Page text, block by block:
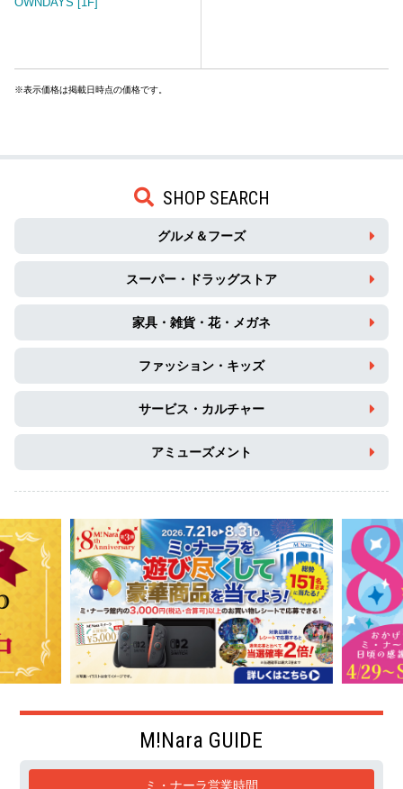
※表示価格は掲載日時点の価格です。
SHOP SEARCH
グルメ＆フーズ
スーパー・ドラッグストア
家具・雑貨・花・メガネ
ファッション・キッズ
サービス・カルチャー
アミューズメント
M!Nara GUIDE
ミ・ナーラ営業時間